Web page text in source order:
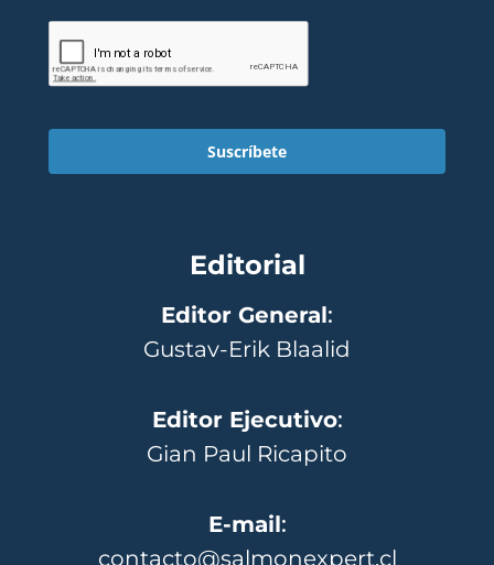
Suscríbete
Editorial
Editor General:
Gustav-Erik Blaalid
Editor Ejecutivo:
Gian Paul Ricapito
E-mail:
contacto@salmonexpert.cl